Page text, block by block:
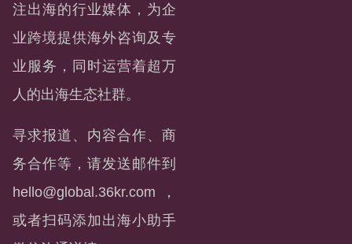
注出海的行业媒体，为企
业跨境提供海外咨询及专
业服务，同时运营着超万
人的出海生态社群。
寻求报道、内容合作、商
务合作等，请发送邮件到
hello@global.36kr.com ，
或者扫码添加出海小助手